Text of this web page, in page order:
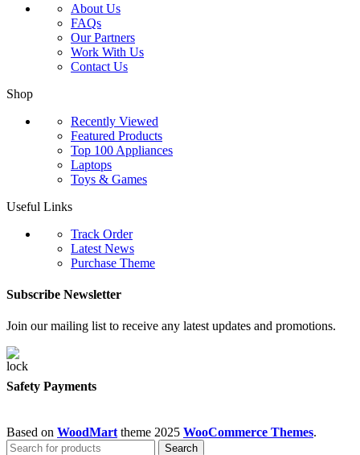
About Us
FAQs
Our Partners
Work With Us
Contact Us
Shop
Recently Viewed
Featured Products
Top 100 Appliances
Laptops
Toys & Games
Useful Links
Track Order
Latest News
Purchase Theme
Subscribe Newsletter
Join our mailing list to receive any latest updates and promotions.
Safety Payments
Based on WoodMart theme 2025 WooCommerce Themes.
Search